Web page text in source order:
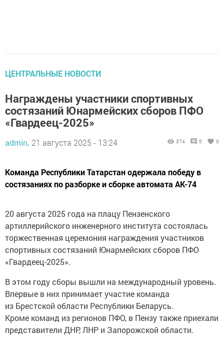
ЦЕНТРАЛЬНЫЕ НОВОСТИ
Награждены участники спортивных
состязаний Юнармейских сборов ПФО
«Гвардеец-2025»
admin, 21 августа 2025 - 13:24 374 0 0
Команда Республики Татарстан одержала победу в
состязаниях по разборке и сборке автомата АК-74
20 августа 2025 года на плацу Пензенского
артиллерийского инженерного института состоялась
торжественная церемония награждения участников
спортивных состязаний Юнармейских сборов ПФО
«Гвардеец-2025».
В этом году сборы вышли на международный уровень.
Впервые в них принимает участие команда
из Брестской области Республики Беларусь.
Кроме команд из регионов ПФО, в Пензу также приехали
представители ДНР, ЛНР и Запорожской области.